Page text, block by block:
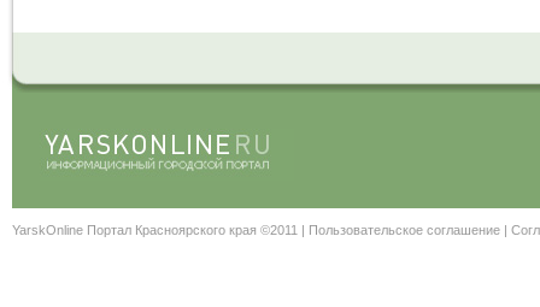
YarskOnline Портал Красноярского края ©2011 | Пользовательское соглашение |